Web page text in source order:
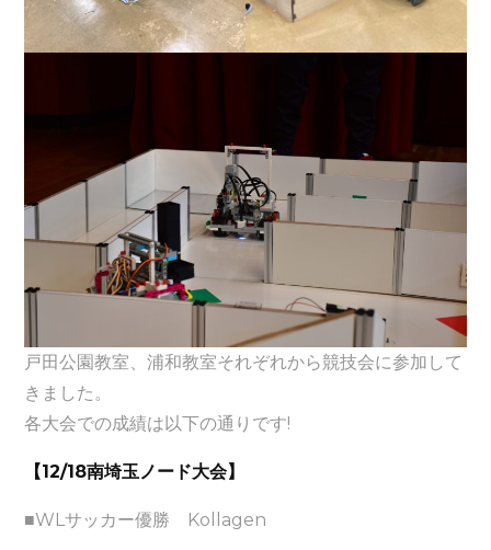
戸田公園教室、浦和教室それぞれから競技会に参加して
きました。
各大会での成績は以下の通りです!
【12/18南埼玉ノード大会】
■WLサッカー優勝 Kollagen